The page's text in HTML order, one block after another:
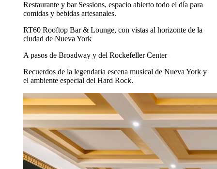
Restaurante y bar Sessions, espacio abierto todo el día para
comidas y bebidas artesanales.
RT60 Rooftop Bar & Lounge, con vistas al horizonte de la
ciudad de Nueva York
A pasos de Broadway y del Rockefeller Center
Recuerdos de la legendaria escena musical de Nueva York y
el ambiente especial del Hard Rock.